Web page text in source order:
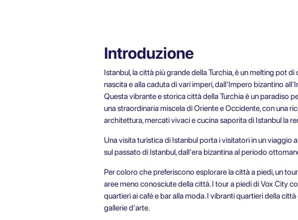
Introduzione
Istanbul, la città più grande della Turchia, è un melting pot
nascita e alla caduta di vari imperi, dall'Impero bizantino
Questa vibrante e storica città della Turchia è un paradiso
una straordinaria miscela di Oriente e Occidente, con una
architettura, mercati vivaci e cucina saporita di Istanbul la
Unavisita turistica di Istanbulporta i visitatori in un viaggio
sul passato di Istanbul, dall'era bizantina al periodo
Per coloro che preferiscono esplorare la città a piedi, un
aree meno conosciute della città. I tour a piedi di Vox City
quartieri ai café e bar alla moda. I vibranti quartieri della
gallerie d'arte.